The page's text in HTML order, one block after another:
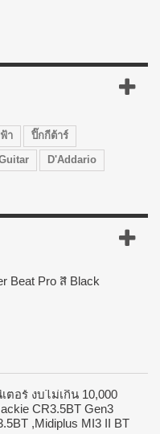
Tyler – Why
brand from the USA,
James Tyler started